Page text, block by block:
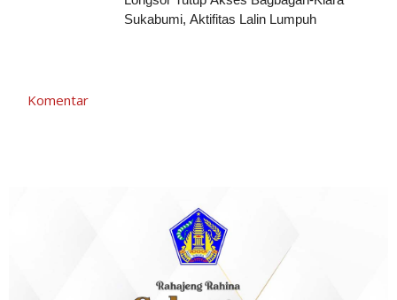
Sukabumi, Aktifitas Lalin Lumpuh
Komentar